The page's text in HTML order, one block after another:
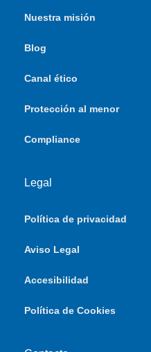
Nuestra misión
Blog
Canal ético
Protección al menor
Compliance
Legal
Política de privacidad
Aviso Legal
Accesibilidad
Política de Cookies